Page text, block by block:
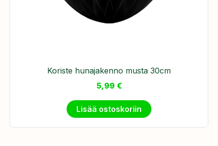
​Koriste hunajakenno musta 30cm
5,99 €
Lisää ostoskoriin